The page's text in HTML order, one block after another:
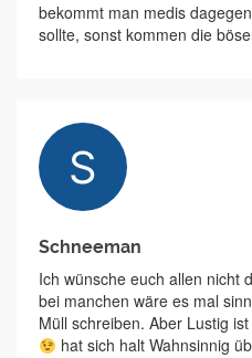
bekommt man medis
sollte, sonst kommen die
Schneeman
Ich wünsche euch allen nicht
bei manchen wäre es mal
Müll schreiben. Aber Lustig
hat sich halt Wahnsinnig